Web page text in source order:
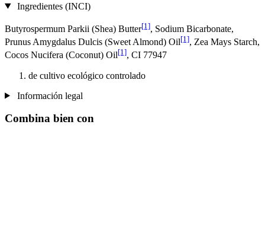
Ingredientes (INCI)
Butyrospermum Parkii (Shea) Butter[1], Sodium Bicarbonate,
Prunus Amygdalus Dulcis (Sweet Almond) Oil[1], Zea Mays Starch,
Cocos Nucifera (Coconut) Oil[1], CI 77947
de cultivo ecológico controlado
Información legal
Combina bien con